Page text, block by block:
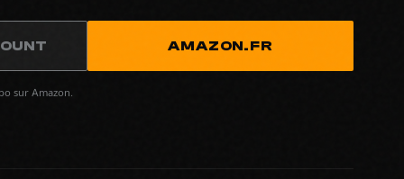
AMAZON.FR
sur Amazon.